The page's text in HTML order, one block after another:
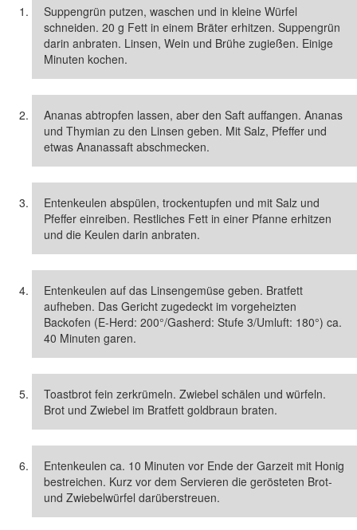
Suppengrün putzen, waschen und in kleine Würfel
schneiden. 20 g Fett in einem Bräter erhitzen. Suppengrün
darin anbraten. Linsen, Wein und Brühe zugießen. Einige
Minuten kochen.
Ananas abtropfen lassen, aber den Saft auffangen. Ananas
und Thymian zu den Linsen geben. Mit Salz, Pfeffer und
etwas Ananassaft abschmecken.
Entenkeulen abspülen, trockentupfen und mit Salz und
Pfeffer einreiben. Restliches Fett in einer Pfanne erhitzen
und die Keulen darin anbraten.
Entenkeulen auf das Linsengemüse geben. Bratfett
aufheben. Das Gericht zugedeckt im vorgeheizten
Backofen (E-Herd: 200°/Gasherd: Stufe 3/Umluft: 180°) ca.
40 Minuten garen.
Toastbrot fein zerkrümeln. Zwiebel schälen und würfeln.
Brot und Zwiebel im Bratfett goldbraun braten.
Entenkeulen ca. 10 Minuten vor Ende der Garzeit mit Honig
bestreichen. Kurz vor dem Servieren die gerösteten Brot-
und Zwiebelwürfel darüberstreuen.